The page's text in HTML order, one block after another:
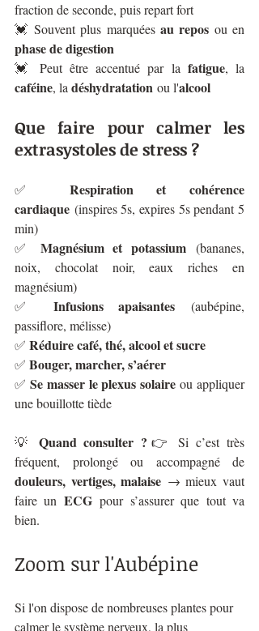
fraction de seconde, puis repart fort
💓 Souvent plus marquées au repos
phase de digestion
💓 Peut être accentué par la fatigue
caféine, la déshydratation ou l'alcool
Que faire pour calmer les
extrasystoles de stress ?
✅ Respiration et cohérence
cardiaque (inspires 5s, expires 5s pendant 5
min)
✅ Magnésium et potassium (bananes,
noix, chocolat noir, eaux riches en
magnésium)
✅ Infusions apaisantes (aubépine,
passiflore, mélisse)
✅ Réduire café, thé, alcool et sucre
✅ Bouger, marcher, s’aérer
✅ Se masser le plexus solaire ou appliquer
une bouillotte tiède
💡 Quand consulter ? 👉 Si c’est très
douleurs, vertiges, malaise → mieux vaut
faire un ECG pour s’assurer que tout va
bien.
Zoom sur l'Aubépine
Si l'on dispose de nombreuses plantes pour
calmer le système nerveux, la plus